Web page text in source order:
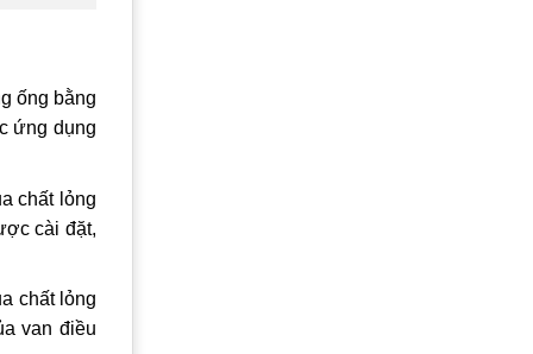
ống bằng
ứng dụng
chất lỏng
cài đặt,
chất lỏng
van điều